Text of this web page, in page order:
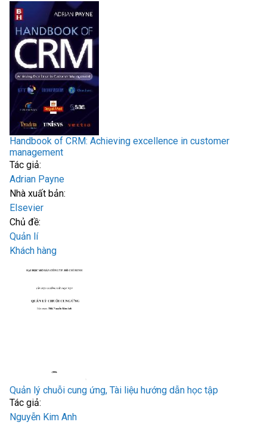
Handbook of CRM: Achieving excellence in customer
management
Tác giả:
Adrian Payne
Nhà xuất bản:
Elsevier
Chủ đề:
Quản lí
Khách hàng
Quản lý chuỗi cung ứng, Tài liệu hướng dẫn học tập
Tác giả:
Nguyễn Kim Anh